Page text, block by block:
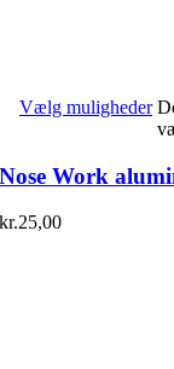
Vælg muligheder
Nose Work
kr.25,00